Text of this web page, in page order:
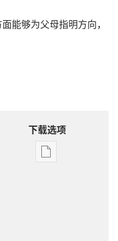
能够为父母指明方向，
下载选项
电